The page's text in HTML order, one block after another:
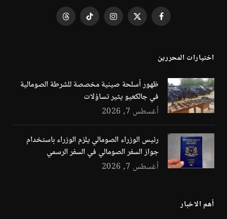
فيسبوك X
الانستغرامتيكتوك Threads
اختيارات المحررين
ظهور أسلحة صينية مخصصة للشرطة الصومالية
في جالكعيو يثير تساؤلات
أغسطس 7, 2026
رئيس الوزراء الصومالي يلزم الوزراء باستخدام
جواز السفر الصومالي في السفر الرسمي
أغسطس 7, 2026
أهم الاخبار